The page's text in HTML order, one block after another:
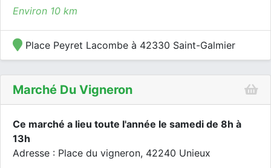
Environ 10 km
Place Peyret Lacombe à 42330 Saint-Galmier
Marché Du Vigneron
Ce marché a lieu toute l'année le samedi de 8h à
13h
Adresse : Place du vigneron, 42240 Unieux